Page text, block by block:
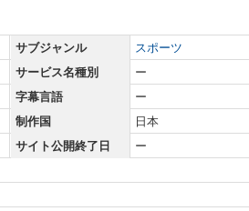
サブジャンル
スポーツ
サービス名種別
ー
字幕言語
ー
制作国
日本
サイト公開終了日
ー